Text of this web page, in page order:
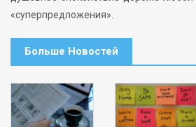
«суперпредложения».
Больше Новостей